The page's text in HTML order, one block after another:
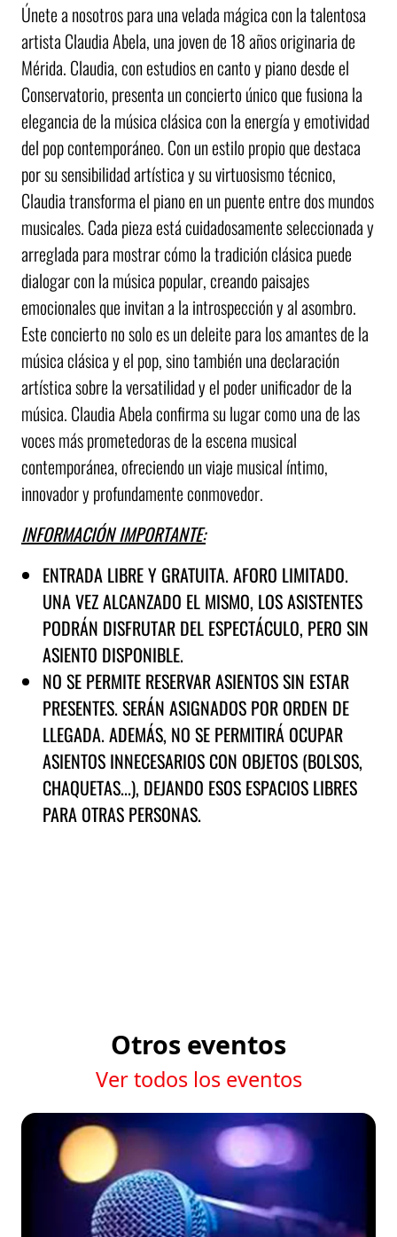
Únete a nosotros para una velada mágica con la talentosa
artista Claudia Abela, una joven de 18 años originaria de
Mérida. Claudia, con estudios en canto y piano desde el
Conservatorio, presenta un concierto único que fusiona la
elegancia de la música clásica con la energía y emotividad
del pop contemporáneo. Con un estilo propio que destaca
por su sensibilidad artística y su virtuosismo técnico,
Claudia transforma el piano en un puente entre dos mundos
musicales. Cada pieza está cuidadosamente seleccionada y
arreglada para mostrar cómo la tradición clásica puede
dialogar con la música popular, creando paisajes
emocionales que invitan a la introspección y al asombro.
Este concierto no solo es un deleite para los amantes de la
música clásica y el pop, sino también una declaración
artística sobre la versatilidad y el poder unificador de la
música. Claudia Abela confirma su lugar como una de las
voces más prometedoras de la escena musical
contemporánea, ofreciendo un viaje musical íntimo,
innovador y profundamente conmovedor.
INFORMACIÓN IMPORTANTE:
ENTRADA LIBRE Y GRATUITA. AFORO LIMITADO.
UNA VEZ ALCANZADO EL MISMO, LOS ASISTENTES
PODRÁN DISFRUTAR DEL ESPECTÁCULO, PERO SIN
ASIENTO DISPONIBLE.
NO SE PERMITE RESERVAR ASIENTOS SIN ESTAR
PRESENTES. SERÁN ASIGNADOS POR ORDEN DE
LLEGADA. ADEMÁS, NO SE PERMITIRÁ OCUPAR
ASIENTOS INNECESARIOS CON OBJETOS (BOLSOS,
CHAQUETAS...), DEJANDO ESOS ESPACIOS LIBRES
PARA OTRAS PERSONAS.
Otros eventos
Ver todos los eventos